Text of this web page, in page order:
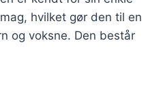
hvilket gør den til en
og voksne. Den består